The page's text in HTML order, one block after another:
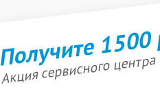
Получите
Акция сервисного